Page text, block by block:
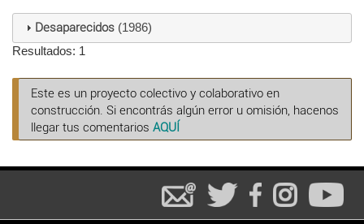
Desaparecidos(1986)
Resultados: 1
Este es un proyecto colectivo y colaborativo en
construcción. Si encontrás algún error u omisión, hacenos
llegar tus comentarios AQUÍ